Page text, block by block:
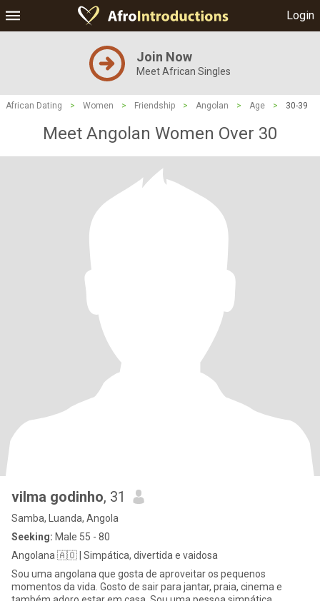
Login
Join Now
Meet African Singles
African Dating > Women > Friendship > Angolan > Age > 30-39
Meet Angolan Women Over 30
vilma godinho, 31
Samba, Luanda, Angola
Seeking: Male 55 - 80
Angolana 🇦🇴 | Simpática, divertida e vaidosa
Sou uma angolana que gosta de aproveitar os pequenos
momentos da vida. Gosto de sair para jantar, praia, cinema e